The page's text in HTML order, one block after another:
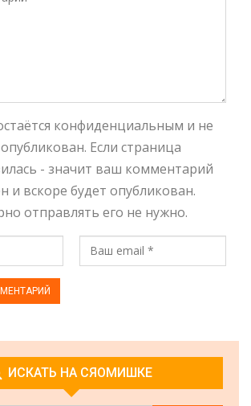
конфиденциальным и не
Если страница
- значит ваш комментарий
и вскоре будет опубликован.
отправлять его не нужно.
ИСКАТЬ НА СЯОМИШКЕ